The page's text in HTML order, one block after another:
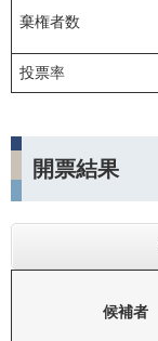
棄権者数
投票率
開票結果
候補者